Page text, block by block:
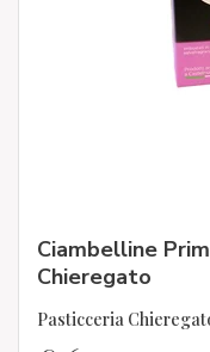
Ciambelline
Chieregato
Pasticceria